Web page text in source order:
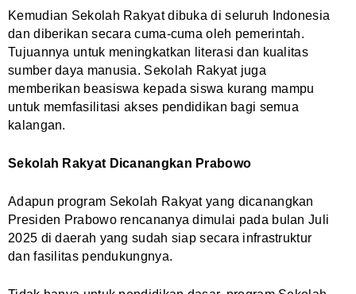
Kemudian Sekolah Rakyat dibuka di seluruh Indonesia
dan diberikan secara cuma-cuma oleh pemerintah.
Tujuannya untuk meningkatkan literasi dan kualitas
sumber daya manusia. Sekolah Rakyat juga
memberikan beasiswa kepada siswa kurang mampu
untuk memfasilitasi akses pendidikan bagi semua
kalangan.
Sekolah Rakyat Dicanangkan Prabowo
Adapun program Sekolah Rakyat yang dicanangkan
Presiden Prabowo rencananya dimulai pada bulan Juli
2025 di daerah yang sudah siap secara infrastruktur
dan fasilitas pendukungnya.